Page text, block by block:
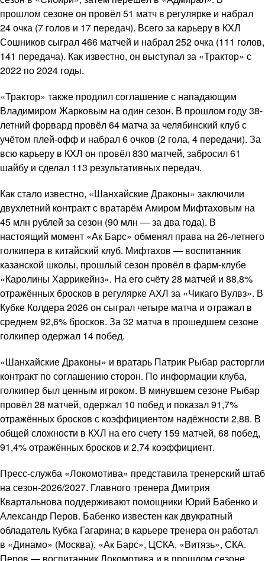
прошлом сезоне он провёл 51 матч в регулярке и набрал
24 очка (7 голов и 17 передач). Всего за карьеру в КХЛ
Сошников сыграл 466 матчей и набрал 252 очка (111 голов,
141 передача). Как известно, он выступал за «Трактор» с
2022 по 2024 годы.
«Трактор» также продлил соглашение с нападающим
Владимиром Жарковым на один сезон. В прошлом году 38-
летний форвард провёл 64 матча за челябинский клуб с
учётом плей-офф и набрал 6 очков (2 гола, 4 передачи). За
всю карьеру в КХЛ он провёл 830 матчей, забросил 61
шайбу и сделал 113 результативных передач.
Как стало известно, «Шанхайские Драконы» заключили
двухлетний контракт с вратарём Амиром Мифтаховым на
45 млн рублей за сезон (90 млн — за два года). В
настоящий момент «Ак Барс» обменял права на 26-летнего
голкипера в китайский клуб. Мифтахов — воспитанник
казанской школы, прошлый сезон провёл в фарм-клубе
«Каролины Харрикейнз». На его счёту 28 матчей и 88,8%
отражённых бросков в регулярке АХЛ за «Чикаго Вулвз». В
Кубке Колдера 2026 он сыграл четыре матча и отражал в
среднем 92,6% бросков. За 32 матча в прошедшем сезоне
голкипер одержал 14 побед.
«Шанхайские Драконы» и вратарь Патрик Рыбар расторгли
контракт по соглашению сторон. По информации клуба,
голкипер был ценным игроком. В минувшем сезоне Рыбар
провёл 28 матчей, одержал 10 побед и показал 91,7%
отражённых бросков с коэффициентом надёжности 2,88. В
общей сложности в КХЛ на его счету 159 матчей, 68 побед,
91,4% отражённых бросков и 2,74 коэффициент.
Пресс-служба «Локомотива» представила тренерский штаб
на сезон-2026/2027. Главного тренера Дмитрия
Квартальнова поддерживают помощники Юрий Бабенко и
Александр Перов. Бабенко известен как двукратный
обладатель Кубка Гагарина; в карьере тренера он работал
в «Динамо» (Москва), «Ак Барс», ЦСКА, «Витязь», СКА.
Перов — воспитанник Локомотива и в прошлом сезоне